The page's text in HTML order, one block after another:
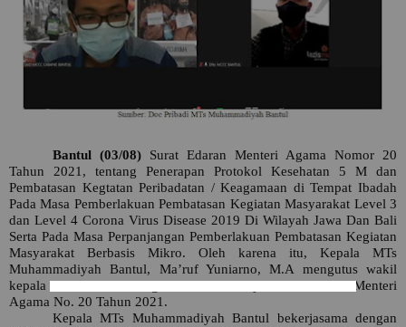
Bantul (03/08) Surat Edaran Menteri Agama Nomor 20
Tahun 2021, tentang Penerapan Protokol Kesehatan 5 M dan
Pembatasan Kegtatan Peribadatan / Keagamaan di Tempat Ibadah
Pada Masa Pemberlakuan Pembatasan Kegiatan Masyarakat Level 3
dan Level 4 Corona Virus Disease 2019 Di Wilayah Jawa Dan Bali
Serta Pada Masa Perpanjangan Pemberlakuan Pembatasan Kegiatan
Masyarakat Berbasis Mikro. Oleh karena itu, Kepala MTs
Muhammadiyah Bantul, Ma’ruf Yuniarno, M.A mengutus wakil
kepala sekolah untuk segera menindaklanjuti Surat Edaran Menteri
Agama No. 20 Tahun 2021.
Kepala MTs Muhammadiyah Bantul bekerjasama dengan